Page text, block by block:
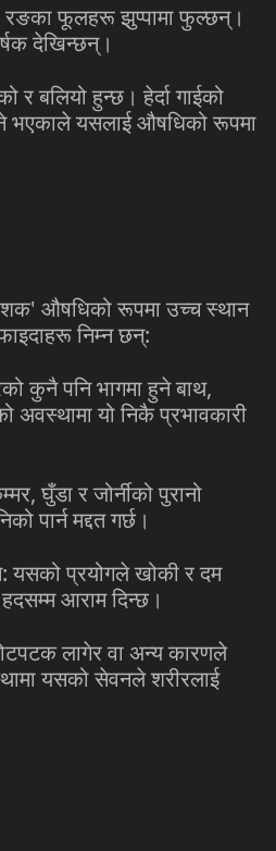
रङका फूलहरू झुप्पामा फुल्छन्।
देखिन्छन्।
र बलियो हुन्छ। हेर्दा गाईको
भएकाले यसलाई औषधिको रूपमा
औषधिको रूपमा उच्च स्थान
निम्न छन्:
कुनै पनि भागमा हुने बाथ,
अवस्थामा यो निकै प्रभावकारी
घुँडा र जोर्नीको पुरानो
पार्न मद्दत गर्छ।
यसको प्रयोगले खोकी र दम
आराम दिन्छ।
लागेर वा अन्य कारणले
यसको सेवनले शरीरलाई